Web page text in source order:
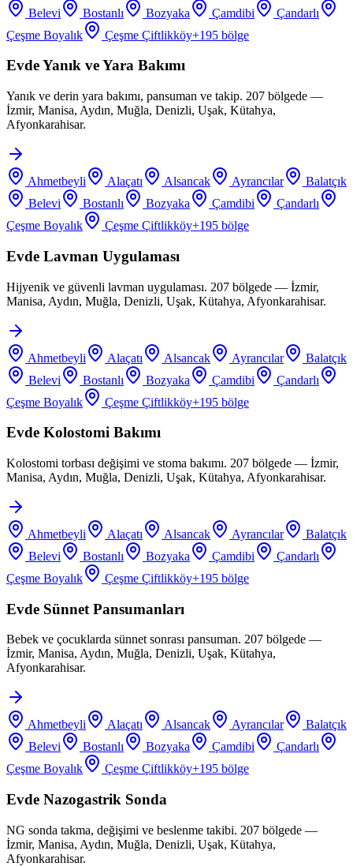
Belevi Bostanlı Bozyaka Çamdibi
Çandarlı
Çeşme Boyalık
Çeşme Çiftlikköy+195 bölge
Evde Yanık ve Yara Bakımı
Yanık ve derin yara bakımı, pansuman ve takip. 207 bölgede —
İzmir, Manisa, Aydın, Muğla, Denizli, Uşak, Kütahya,
Afyonkarahisar.
Ahmetbeyli Alaçatı Alsancak Ayrancılar
Balatçık
Belevi
Bostanlı Bozyaka Çamdibi
Çandarlı
Çeşme Boyalık
Çeşme Çiftlikköy+195 bölge
Evde Lavman Uygulaması
Hijyenik ve güvenli lavman uygulaması. 207 bölgede — İzmir,
Manisa, Aydın, Muğla, Denizli, Uşak, Kütahya, Afyonkarahisar.
Ahmetbeyli Alaçatı Alsancak Ayrancılar
Balatçık
Belevi
Bostanlı Bozyaka Çamdibi
Çandarlı
Çeşme Boyalık
Çeşme Çiftlikköy+195 bölge
Evde Kolostomi Bakımı
Kolostomi torbası değişimi ve stoma bakımı. 207 bölgede — İzmir,
Manisa, Aydın, Muğla, Denizli, Uşak, Kütahya, Afyonkarahisar.
Ahmetbeyli Alaçatı Alsancak Ayrancılar
Balatçık
Belevi
Bostanlı Bozyaka Çamdibi
Çandarlı
Çeşme Boyalık
Çeşme Çiftlikköy+195 bölge
Evde Sünnet Pansumanları
Bebek ve çocuklarda sünnet sonrası pansuman. 207 bölgede —
İzmir, Manisa, Aydın, Muğla, Denizli, Uşak, Kütahya,
Afyonkarahisar.
Ahmetbeyli Alaçatı Alsancak Ayrancılar
Balatçık
Belevi
Bostanlı Bozyaka Çamdibi
Çandarlı
Çeşme Boyalık
Çeşme Çiftlikköy+195 bölge
Evde Nazogastrik Sonda
NG sonda takma, değişimi ve beslenme takibi. 207 bölgede —
İzmir, Manisa, Aydın, Muğla, Denizli, Uşak, Kütahya,
Afyonkarahisar.